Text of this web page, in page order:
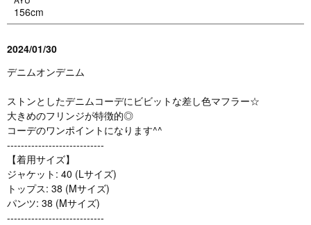
156cm
2024/01/30
デニムオンデニム
ストンとしたデニムコーデにビビットな差し色マフラー☆
大きめのフリンジが特徴的◎
コーデのワンポイントになります^^
----------------------------
【着用サイズ】
ジャケット: 40 (Lサイズ)
トップス: 38 (Mサイズ)
パンツ: 38 (Mサイズ)
----------------------------